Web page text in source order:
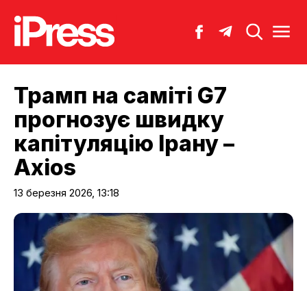
Трамп на саміті G7
прогнозує швидку
капітуляцію Ірану –
Axios
13 березня 2026, 13:18